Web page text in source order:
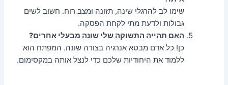
שימו לב להרגלי שינה, תזונה ומצב רוח. חשוב לשים
גבולות ולדעת מתי לקחת הפסקה.
האם תהייה התשוקה שלי שונה מבעלי אחרים?
כן! כל אדם מבטא אנרגיה בצורה שונה. המפתח הוא
ללמוד את היחודיות שלכם כדי לנצל אותה במקסימום.